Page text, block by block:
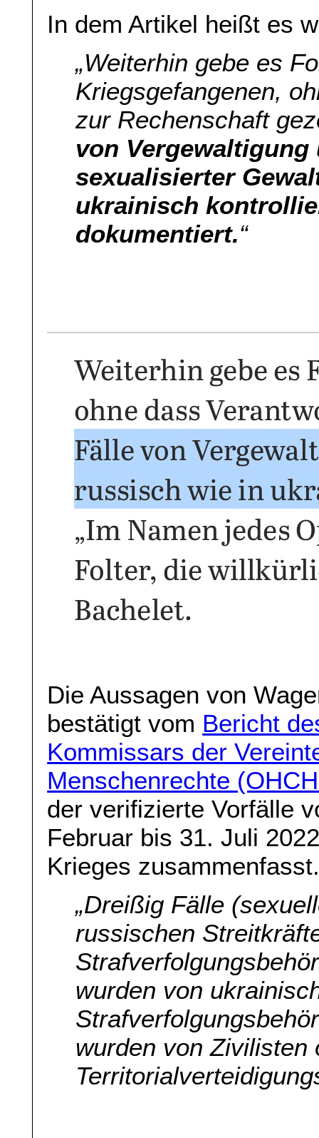
In dem Artikel heißt es
„Weiterhin gebe es
Kriegsgefangenen,
zur Rechenschaft
von Vergewaltigung
sexualisierter
ukrainisch
dokumentiert.“
Die Aussagen von
bestätigt vom Bericht
Kommissars der
Menschenrechte
der verifizierte Vorfälle
Februar bis 31. Juli
Krieges
„Dreißig Fälle
russischen
wurden von
wurden von Zivilisten